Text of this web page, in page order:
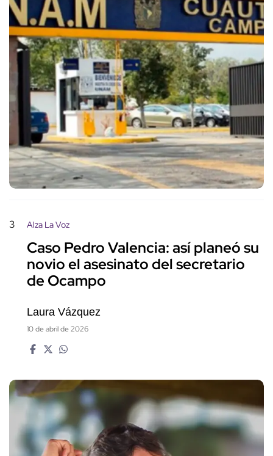
3 Alza La Voz
Caso Pedro Valencia: así planeó su
novio el asesinato del secretario
de Ocampo
Laura Vázquez
10 de abril de 2026